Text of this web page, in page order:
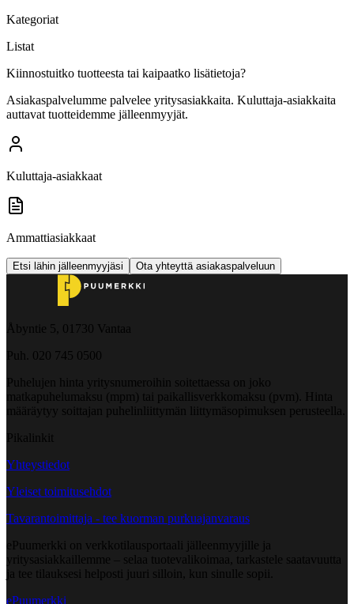
Kategoriat
Listat
Kiinnostuitko tuotteesta tai kaipaatko lisätietoja?
Asiakaspalvelumme palvelee yritysasiakkaita. Kuluttaja-asiakkaita
auttavat tuotteidemme jälleenmyyjät.
Kuluttaja-asiakkaat
Ammattiasiakkaat
Etsi lähin jälleenmyyjäsi Ota yhteyttä asiakaspalveluun
Åbyntie 5, 01730 Vantaa
Puh. 020 745 0500
Puhelujen hinta yritysnumeroihin soitettaessa on joko
matkapuhelumaksu (mpm) tai paikallisverkkomaksu (pvm). Hinta
määräytyy soittajan puhelinliittymän liittymäsopimuksen perusteella.
Pikalinkit
Yhteystiedot
Yleiset toimitusehdot
Tavarantoimittaja - tee kuorman purkuajanvaraus
ePuumerkki on verkkotilausportaali jälleenmyyjille ja
yritysasiakkaillemme – selaa tuotevalikoimaa, tarkastele saatavuutta
ja tee tilauksesi helposti juuri silloin, kun sinulle sopii.
ePuumerkki